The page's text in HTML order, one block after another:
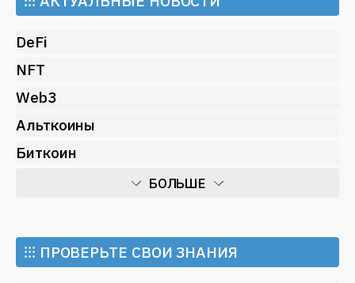
DeFi
NFT
Web3
Альткоины
Биткоин
БОЛЬШЕ
Майнинг
Метавселенные
⁝⁝⁝ ПРОВЕРЬТЕ СВОИ ЗНАНИЯ